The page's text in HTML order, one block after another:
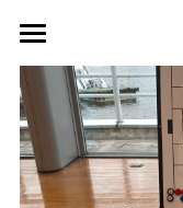
ホーム
施設案内
体育館コート
予約